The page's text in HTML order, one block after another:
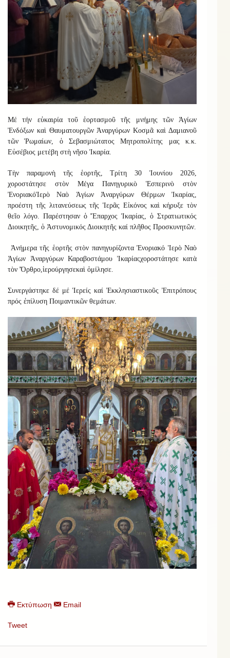
Μέ τήν εὐκαιρία τοῦ ἑορτασμοῦ τῆς μνήμης τῶν Ἁγίων
Ἐνδόξων καὶ Θαυματουργῶν Ἀναργύρων Κοσμᾶ καὶ Δαμιανοῦ
τῶν Ῥωμαίων, ὁ Σεβασμιώτατος Μητροπολίτης μας κ.κ.
Εὐσέβιος μετέβη στὴ νῆσο Ἰκαρία.
Τὴν παραμονὴ τῆς ἑορτῆς, Τρίτη 30 Ἰουνίου 2026,
χοροστάτησε στὸν Μέγα Πανηγυρικὸ Ἑσπερινὸ στὸν
ἘνοριακόἹερὸ Ναὸ Ἁγίων Ἀναργύρων Θέρμων Ἰκαρίας,
προέστη τῆς λιτανεύσεως τῆς Ἱερᾶς Εἰκόνος καὶ κήρυξε τὸν
θεῖο λόγο. Παρέστησαν ὁ Ἔπαρχος Ἰκαρίας, ὁ Στρατιωτικός
Διοικητῆς, ὁ Ἀστυνομικός Διοικητῆς καί πλῆθος Προσκυνητῶν.
Ἀνήμερα τῆς ἑορτῆς στὸν πανηγυρίζονταἘνοριακό Ἱερὸ Ναὸ
Ἁγίων Ἀναργύρων Καραβοστάμου Ἰκαρίαςχοροστάτησε κατὰ
τὸν Ὄρθρο,ἱερούργησεκαὶ ὁμίλησε.
Συνεργάστηκε δέ μέ Ἱερείς καί Ἐκκλησιαστικοῦς Ἐπιτρόπους
πρός ἐπίλυση Ποιμαντικῶν θεμάτων.
Εκτύπωση Email
Tweet